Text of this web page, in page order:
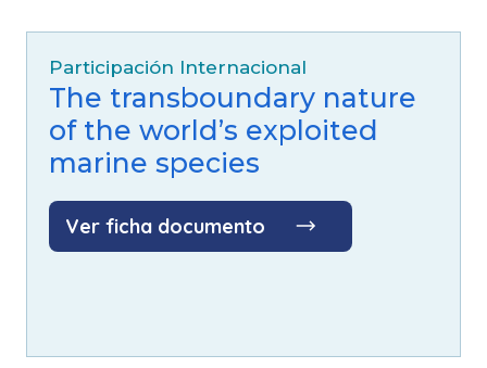
Sur - CPPS
Participación Internacional
The transboundary nature
of the world’s exploited
marine species
Ver ficha documento